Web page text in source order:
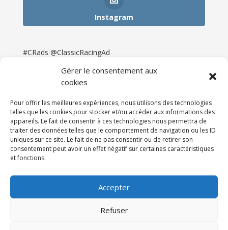
Gérer le consentement aux
cookies
Pour offrir les meilleures expériences, nous utilisons des technologies
telles que les cookies pour stocker et/ou accéder aux informations des
appareils. Le fait de consentir à ces technologies nous permettra de
traiter des données telles que le comportement de navigation ou les ID
uniques sur ce site. Le fait de ne pas consentir ou de retirer son
consentement peut avoir un effet négatif sur certaines caractéristiques
et fonctions.
Accepter
Refuser
Instagram
#CRads @ClassicRacingAd
Newsletter & Presse
Partenaires
Tarifs
Espace Client